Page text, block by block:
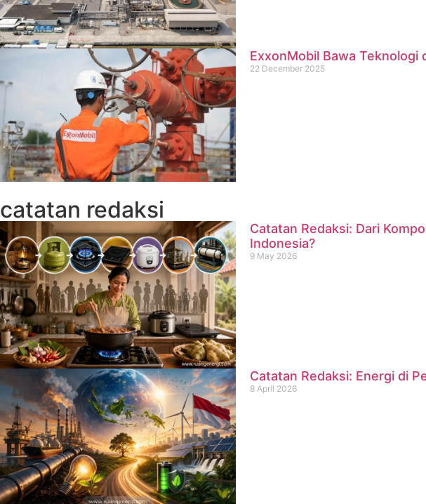
ExxonMobil Bawa Teknologi
22 December 2025
catatan redaksi
Catatan Redaksi: Dari
Indonesia?
9 May 2026
Catatan Redaksi: Energi di
8 April 2026